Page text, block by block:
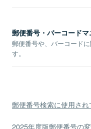
郵便番号・バーコード
郵便番号や、バーコード
す。
郵便番号検索に使用さ
2025年度版郵便番号の